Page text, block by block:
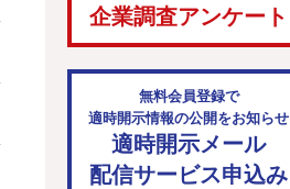
企業調査アンケート
無料会員登録で
適時開示情報の公開をお知らせ
適時開示メール
配信サービス申込み